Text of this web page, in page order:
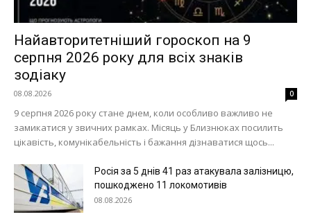
Найавторитетніший гороскоп на 9
серпня 2026 року для всіх знаків
зодіаку
08.08.2026 0
9 серпня 2026 року стане днем, коли особливо важливо не
замикатися у звичних рамках. Місяць у Близнюках посилить
цікавість, комунікабельність і бажання дізнаватися щось...
Росія за 5 днів 41 раз атакувала залізницю,
пошкоджено 11 локомотивів
08.08.2026